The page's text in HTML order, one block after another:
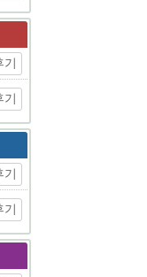
기
기
기
기